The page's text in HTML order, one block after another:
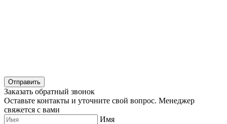
Отправить
Заказать обратный звонок
Оставьте контакты и уточните свой вопрос. Менеджер
свяжется с вами
Имя